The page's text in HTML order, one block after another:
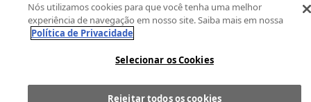
Paulo/SP, CEP 02029-001, Telefone: 11 3003-3728 ©
2013 Fast Shop - Todos os direitos reservadosRF
Nós utilizamos cookies para que você tenha uma melhor
experiência de navegação em nosso site. Saiba mais em nossa
Política de Privacidade
Selecionar os Cookies
Rejeitar todos os cookies